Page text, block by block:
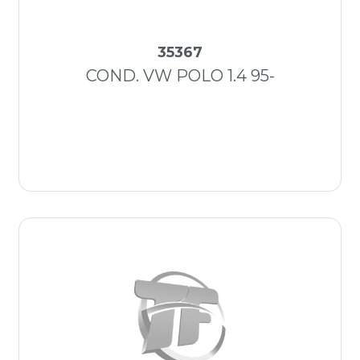
35367
COND. VW POLO 1.4 95-